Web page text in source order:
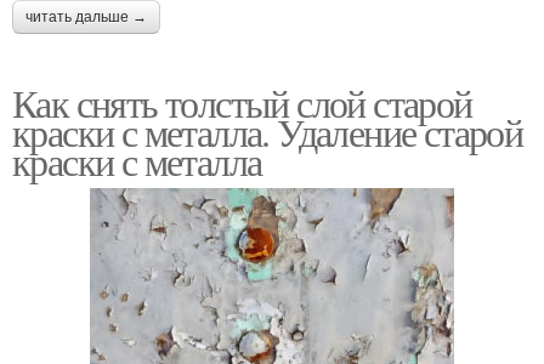
читать дальше →
Как снять толстый слой старой
краски с металла. Удаление старой
краски с металла